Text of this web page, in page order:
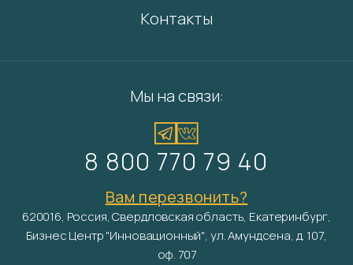
Контакты
Мы на связи:
8 800 770 79 40
Вам перезвонить?
620016, Россия, Свердловская область, Екатеринбург,
Бизнес Центр "Инновационный", ул. Амундсена, д. 107,
оф. 707